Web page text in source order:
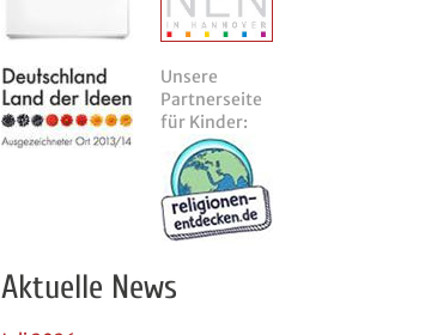
Unsere
Partnerseite
für Kinder:
Aktuelle News